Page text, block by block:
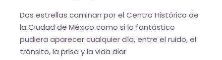
Dos estrellas caminan por el Centro Histórico de
la Ciudad de México como si lo fantástico
pudiera aparecer cualquier día, entre el ruido, el
tránsito, la prisa y la vida diar